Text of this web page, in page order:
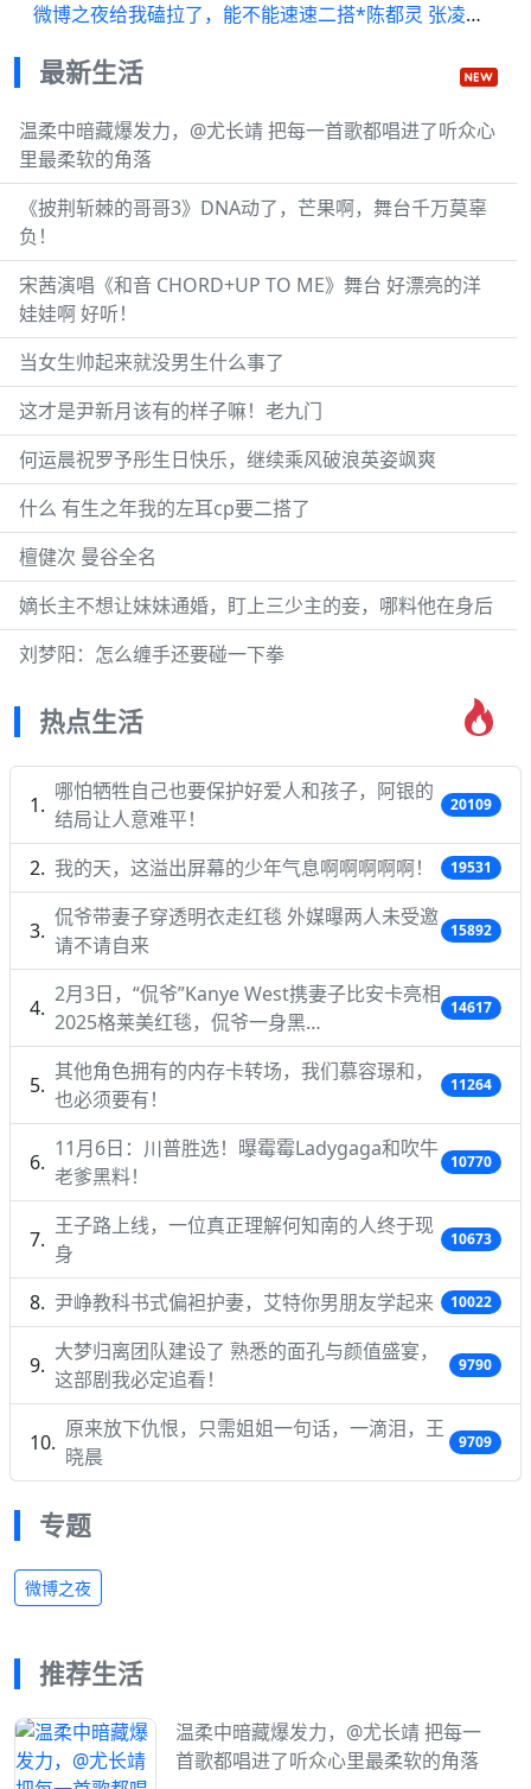
微博之夜给我磕拉了，能不能速速二搭*陈都灵 张凌赫 陈妍希 李兰迪 陈哲远
最新生活
温柔中暗藏爆发力，@尤长靖 把每一首歌都唱进了听众心
里最柔软的角落
《披荆斩棘的哥哥3》DNA动了，芒果啊，舞台千万莫辜
负！
宋茜演唱《和音 CHORD+UP TO ME》舞台 好漂亮的洋
娃娃啊 好听！
当女生帅起来就没男生什么事了
这才是尹新月该有的样子嘛！老九门
何运晨祝罗予彤生日快乐，继续乘风破浪英姿飒爽
什么 有生之年我的左耳cp要二搭了
檀健次 曼谷全名
嫡长主不想让妹妹通婚，盯上三少主的妾，哪料他在身后
刘梦阳：怎么缠手还要碰一下拳
热点生活
哪怕牺牲自己也要保护好爱人和孩子，阿银的
结局让人意难平！
20109
我的天，这溢出屏幕的少年气息啊啊啊啊啊！ 19531
侃爷带妻子穿透明衣走红毯 外媒曝两人未受邀
请不请自来
15892
2月3日，“侃爷”Kanye West携妻子比安卡亮相
2025格莱美红毯，侃爷一身黑…
14617
其他角色拥有的内存卡转场，我们慕容璟和，
也必须要有！
11264
11月6日：川普胜选！曝霉霉Ladygaga和吹牛
老爹黑料！
10770
王子路上线，一位真正理解何知南的人终于现
身
10673
尹峥教科书式偏袒护妻，艾特你男朋友学起来 10022
大梦归离团队建设了 熟悉的面孔与颜值盛宴，
这部剧我必定追看！
9790
原来放下仇恨，只需姐姐一句话，一滴泪，王
晓晨
9709
专题
微博之夜
推荐生活
温柔中暗藏爆发力，@尤长靖 把每一
首歌都唱进了听众心里最柔软的角落